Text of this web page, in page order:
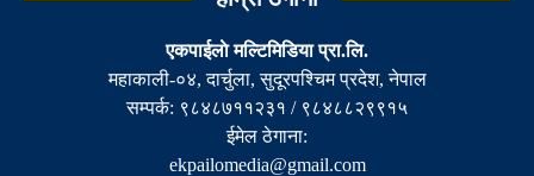
एकपाईलाे मल्टिमिडिया प्रा.लि.
महाकाली-०४, दार्चुला, सुदूरपश्चिम प्रदेश, नेपाल
सम्पर्क: ९८४८७११२३१ / ९८४८८२९९१५
ईमेल ठेगाना:
ekpailomedia@gmail.com